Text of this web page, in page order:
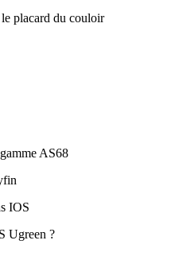
placard du couloir
AS68
IOS
Ugreen ?